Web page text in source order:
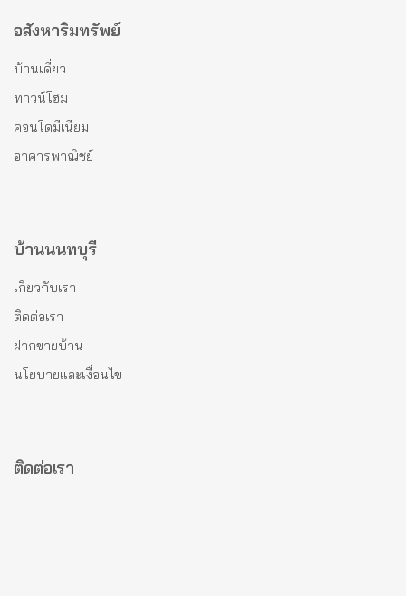
อสังหาริมทรัพย์
บ้านเดี่ยว
ทาวน์โฮม
คอนโดมีเนียม
อาคารพาณิชย์
บ้านนนทบุรี
เกี่ยวกับเรา
ติดต่อเรา
ฝากขายบ้าน
นโยบายและเงื่อนไข
ติดต่อเรา